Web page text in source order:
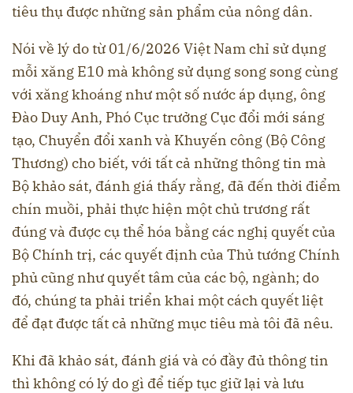
tiêu thụ được những sản phẩm của nông dân.
Nói về lý do từ 01/6/2026 Việt Nam chỉ sử dụng
mỗi xăng E10 mà không sử dụng song song cùng
với xăng khoáng như một số nước áp dụng, ông
Đào Duy Anh, Phó Cục trưởng Cục đổi mới sáng
tạo, Chuyển đổi xanh và Khuyến công (Bộ Công
Thương) cho biết, với tất cả những thông tin mà
Bộ khảo sát, đánh giá thấy rằng, đã đến thời điểm
chín muồi, phải thực hiện một chủ trương rất
đúng và được cụ thể hóa bằng các nghị quyết của
Bộ Chính trị, các quyết định của Thủ tướng Chính
phủ cũng như quyết tâm của các bộ, ngành; do
đó, chúng ta phải triển khai một cách quyết liệt
để đạt được tất cả những mục tiêu mà tôi đã nêu.
Khi đã khảo sát, đánh giá và có đầy đủ thông tin
thì không có lý do gì để tiếp tục giữ lại và lưu